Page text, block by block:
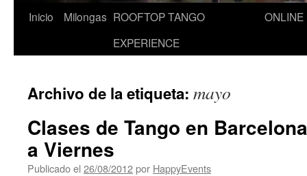
Inicio Milongas ROOFTOP TANGO
EXPERIENCE
ONLINE
Archivo de la etiqueta: mayo
Clases de Tango en
a Viernes
Publicado el 26/08/2012por HappyEvents